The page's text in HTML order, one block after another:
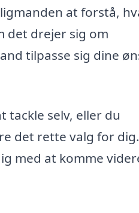
at forstå,
det drejer sig om
tilpasse sig dine
tackle selv, eller du
det rette valg for
med at komme